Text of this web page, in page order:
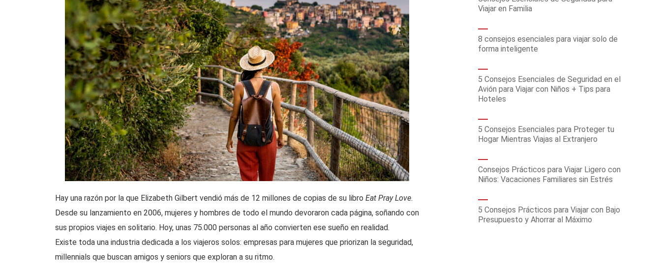
Hay una razón por la que Elizabeth Gilbert vendió más de 12 millones de copias de su libro Eat Pray Love.
Desde su lanzamiento en 2006, mujeres y hombres de todo el mundo devoraron cada página, soñando con
sus propios viajes en solitario. Hoy, unas 75.000 personas al año convierten ese sueño en realidad.
Existe toda una industria dedicada a los viajeros solos: empresas para mujeres que priorizan la seguridad,
millennials que buscan amigos y seniors que exploran a su ritmo.
Viajar en Familia
8 consejos esenciales para viajar solo de
forma inteligente
5 Consejos Esenciales de Seguridad en el
Avión para Viajar con Niños + Tips para
Hoteles
5 Consejos Esenciales para Proteger tu
Hogar Mientras Viajas al Extranjero
Consejos Prácticos para Viajar Ligero con
Niños: Vacaciones Familiares sin Estrés
5 Consejos Prácticos para Viajar con Bajo
Presupuesto y Ahorrar al Máximo